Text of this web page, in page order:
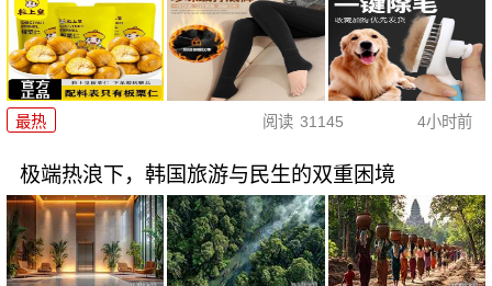
最热 阅读 31145 4小时前
极端热浪下，韩国旅游与民生的双重困境